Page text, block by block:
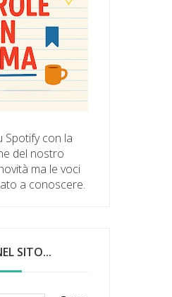
Spotify con la
del nostro
ma le voci
a conoscere.
SITO...